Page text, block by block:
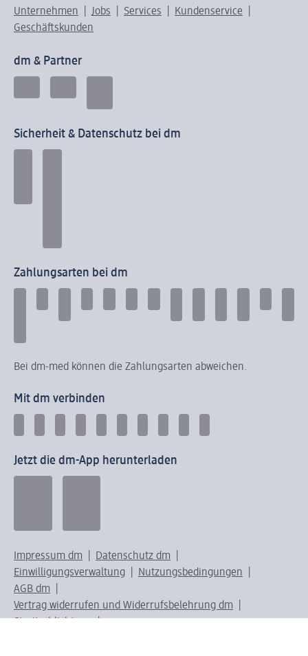
Unternehmen Jobs Services
Kundenservice
Geschäftskunden
dm & Partner
Sicherheit & Datenschutz bei dm
Zahlungsarten bei dm
Bei dm-med können die Zahlungsarten abweichen.
Mit dm verbinden
Jetzt die dm-App herunterladen
Impressum dm
Datenschutz dm
Einwilligungsverwaltung
Nutzungsbedingungen
AGB dm
Vertrag widerrufen und Widerrufsbelehrung dm